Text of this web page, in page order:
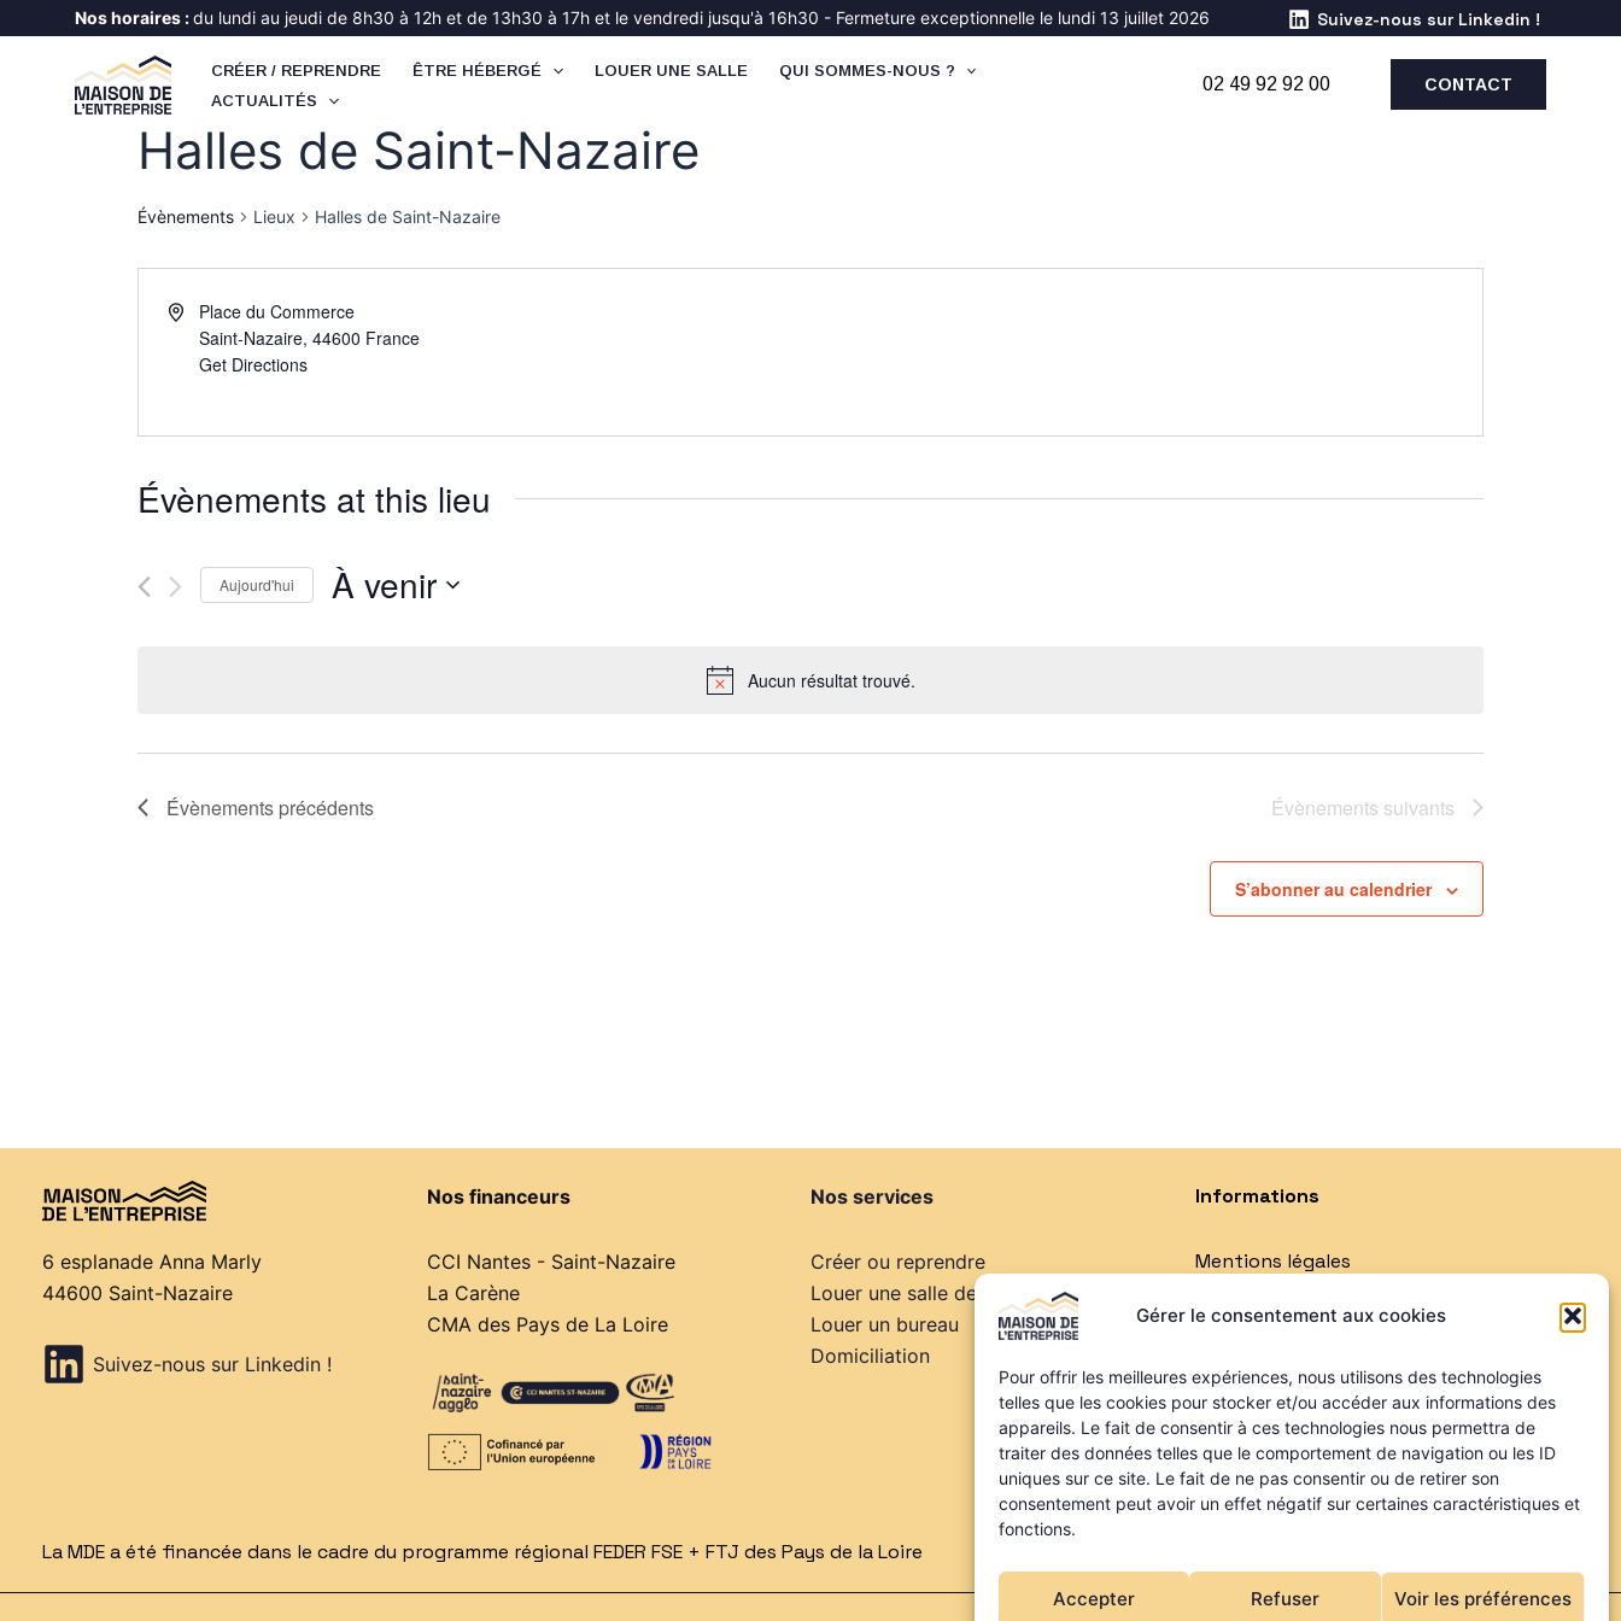
Gérer le consentement aux cookies
Pour offrir les meilleures expériences, nous utilisons des technologies
telles que les cookies pour stocker et/ou accéder aux informations des
appareils. Le fait de consentir à ces technologies nous permettra de
traiter des données telles que le comportement de navigation ou les ID
uniques sur ce site. Le fait de ne pas consentir ou de retirer son
consentement peut avoir un effet négatif sur certaines caractéristiques et
fonctions.
Accepter Refuser Voir les préférences
Nos horaires :du lundi au jeudi de 8h30 à 12h et de 13h30 à 17h et le vendredi jusqu'à 16h30 - Fermeture exceptionnelle le lundi 13 juillet 2026 Suivez-nous sur Linkedin !
CRÉER / REPRENDRE ÊTRE HÉBERGÉ LOUER UNE SALLE
QUI SOMMES-NOUS ?
ACTUALITÉS
02 49 92 92 00 CONTACT
Aucun résultat trouvé.
Halles de Saint-Nazaire
Évènements Lieux Halles de Saint-Nazaire
Place du Commerce
Saint-Nazaire, 44600 France
Get Directions
Évènements at this lieu
Aujourd'hui À venir
Évènements précédents Évènements suivants
S’abonner au calendrier
6 esplanade Anna Marly
44600 Saint-Nazaire
Suivez-nous sur Linkedin !
Nos financeurs
CCI Nantes - Saint-Nazaire
La Carène
CMA des Pays de La Loire
Nos services
Créer ou reprendre
Louer une salle de réunion
Louer un bureau
Domiciliation
Informations
Mentions légales
Qui sommes-nous ?
La MDE a été financée dans le cadre du programme régional FEDER FSE + FTJ des Pays de la Loire